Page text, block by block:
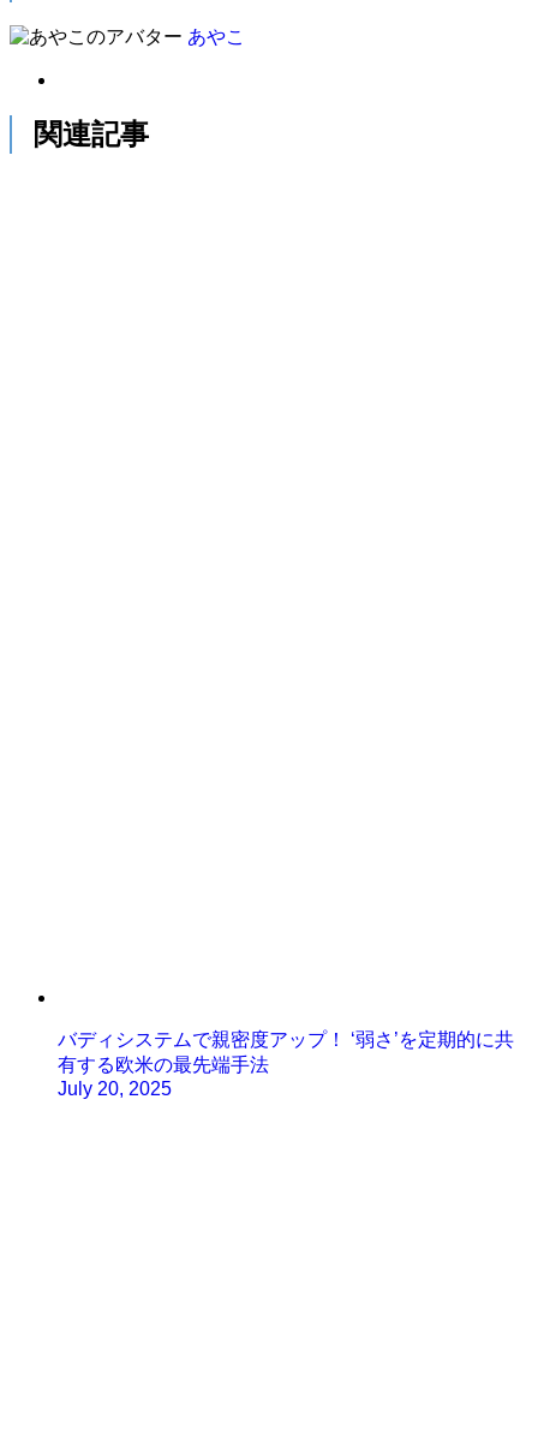
あやこ
関連記事
バディシステムで親密度アップ！ ‘弱さ’を定期的に共
有する欧米の最先端手法
July 20, 2025